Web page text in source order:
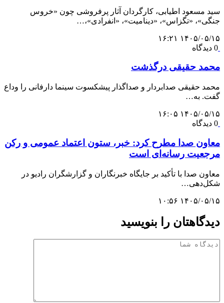
سید مسعود اطیابی، کارگردان آثار پرفروشی چون «خروس
جنگی»، «تگزاس»، «دینامیت»، «انفرادی»،…
۱۴۰۵/۰۵/۱۵ ۱۶:۲۱
0 دیدگاه
محمد حقیقی درگذشت
محمد حقیقی صدابردار و صداگذار پیشکسوت سینما دارفانی را وداع
گفت. به…
۱۴۰۵/۰۵/۱۵ ۱۶:۰۵
0 دیدگاه
معاون صدا مطرح کرد: خبر، ستون اعتماد عمومی و رکن
مرجعیت رسانه‌ای است
معاون صدا با تأکید بر جایگاه خبرنگاران و گزارشگران رادیو در
شکل‌دهی…
۱۴۰۵/۰۵/۱۵ ۱۰:۵۶
دیدگاهتان را بنویسید